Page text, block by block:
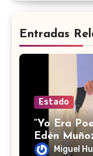
Entradas
Estado
“Yo Era
Edén
Miguel